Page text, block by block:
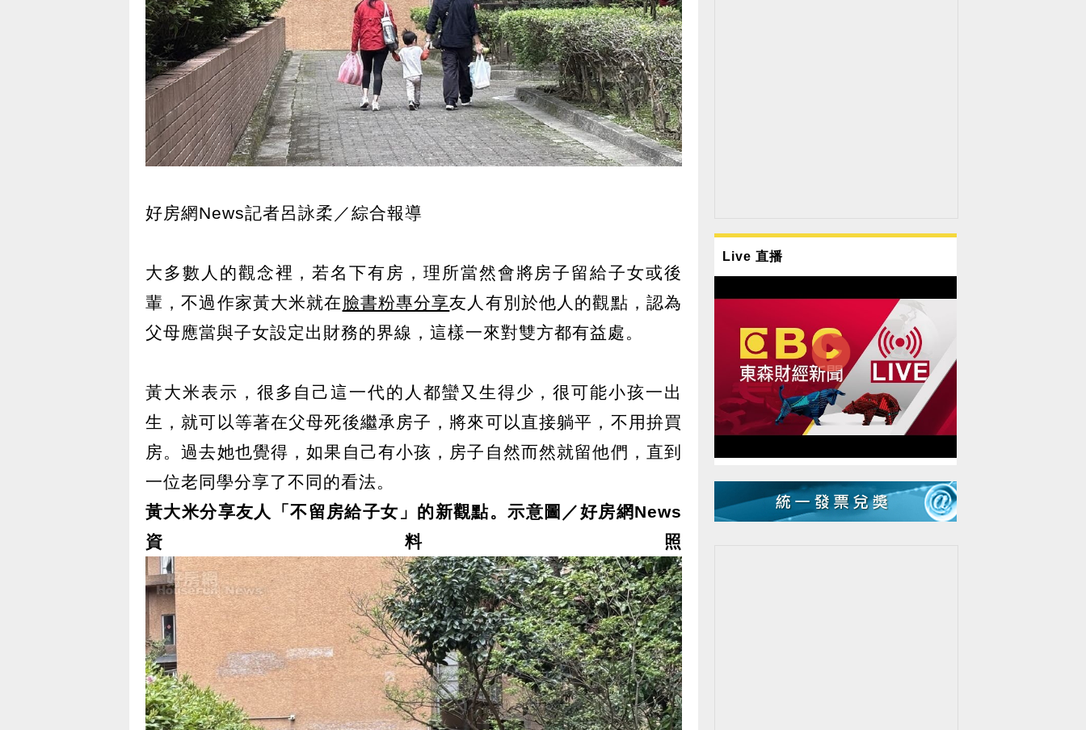
好房網News記者呂詠柔／綜合報導
大多數人的觀念裡，若名下有房，理所當然會將房子留給子女或後
輩，不過作家黃大米就在 臉書粉專分享友人有別於他人的觀點，認為
父母應當與子女設定出財務的界線，這樣一來對雙方都有益處。
黃大米表示，很多自己這一代的人都蠻又生得少，很可能小孩一出
生，就可以等著在父母死後繼承房子，將來可以直接躺平，不用拚買
房。過去她也覺得，如果自己有小孩，房子自然而然就留他們，直到
一位老同學分享了不同的看法。
黃大米分享友人「不留房給子女」的新觀點。示意圖／好房網News
資料照
Live 直播